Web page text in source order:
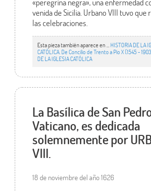
venida de Sicilia. Urbano VIII tuvo
las celebraciones.
Esta pieza también aparece en ... HISTORIA DE LA
CATÓLICA. De Concilio de Trento a Pío X (1545 -
DE LA IGLESIA CATÓLICA
La Basílica de San
Vaticano, es dedicada
solemnemente por
VIII.
18 de noviembre del año 1626